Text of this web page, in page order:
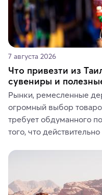
7 августа 2026
Что привезти из
сувениры и
Рынки, ремесленные
огромный выбор
требует обдуманного
того, что
средства, одежду,
где их купить.